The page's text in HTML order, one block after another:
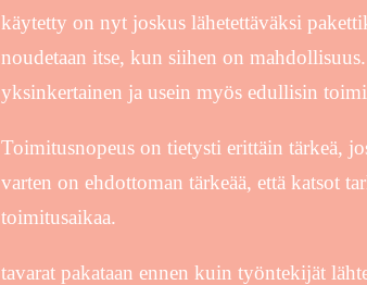
käytetty on nyt joskus lähetettäväksi
noudetaan itse, kun siihen on
yksinkertainen ja usein myös edullisin
Toimitusnopeus on tietysti erittäin tärkeä,
varten on ehdottoman tärkeää, että katsot
toimitusaikaa.
tavarat pakataan ennen kuin työntekijät